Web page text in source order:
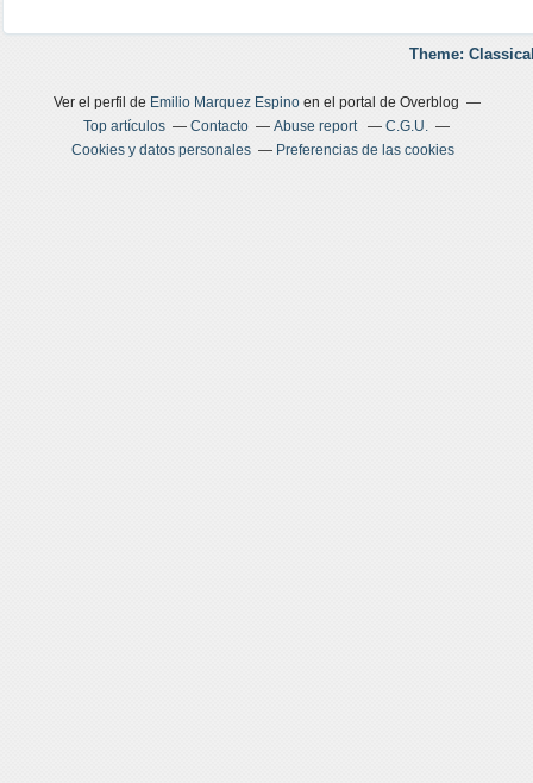
Theme:
Ver el perfil de Emilio Marquez Espinoen el portal de Overblog
Top artículos
Contacto Abuse report
C.G.U.
Cookies y datos personales
Preferencias de las cookies